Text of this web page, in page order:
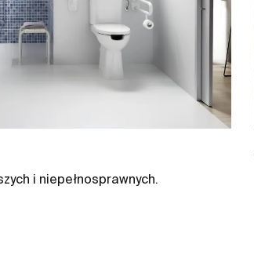
i niepełnosprawnych.